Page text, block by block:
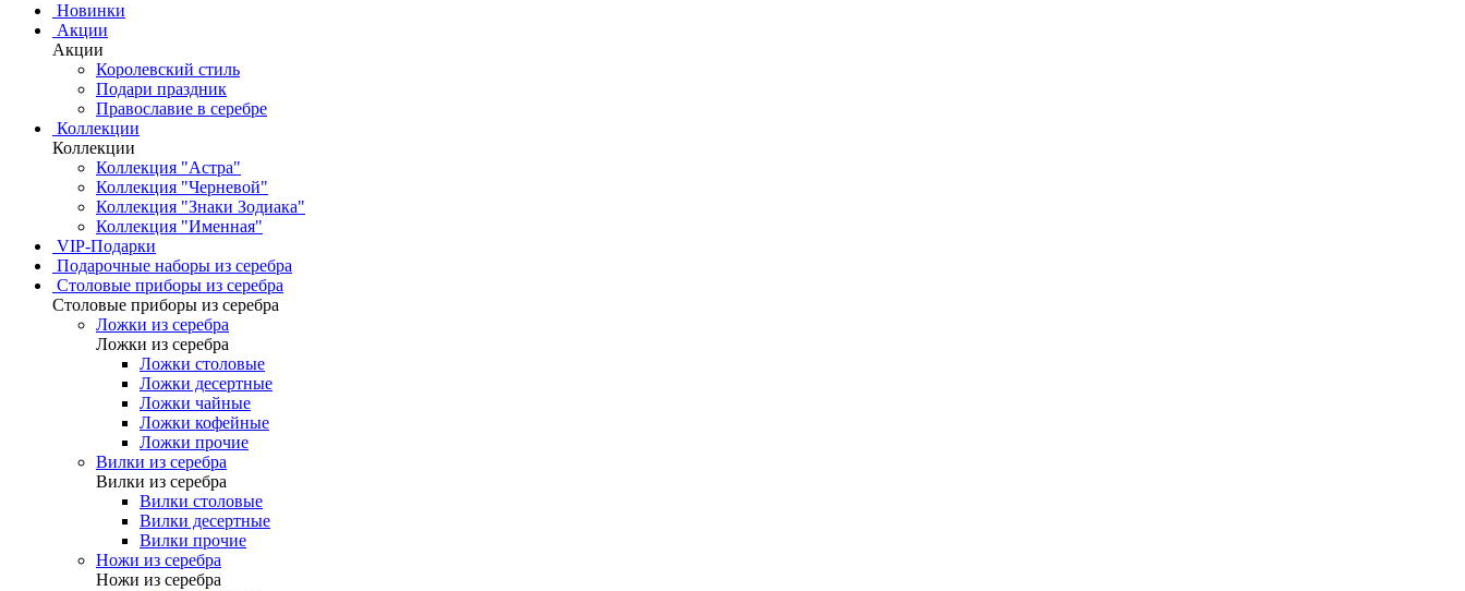
Новинки
Акции
Акции
Королевский стиль
Подари праздник
Православие в серебре
Коллекции
Коллекции
Коллекция "Астра"
Коллекция "Черневой"
Коллекция "Знаки Зодиака"
Коллекция "Именная"
VIP-Подарки
Подарочные наборы из серебра
Столовые приборы из серебра
Столовые приборы из серебра
Ложки из серебра
Ложки из серебра
Ложки столовые
Ложки десертные
Ложки чайные
Ложки кофейные
Ложки прочие
Вилки из серебра
Вилки из серебра
Вилки столовые
Вилки десертные
Вилки прочие
Ножи из серебра
Ножи из серебра